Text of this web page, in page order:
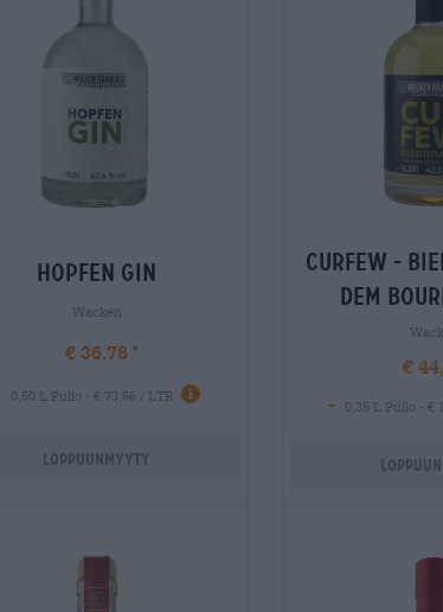
hopfen gin
Wacken
€ 36,78
0,50 L Pullo - € 73,56 / LTR
Loppuunmyyty
curfew -
dem
€
-
0,35 L Pullo - €